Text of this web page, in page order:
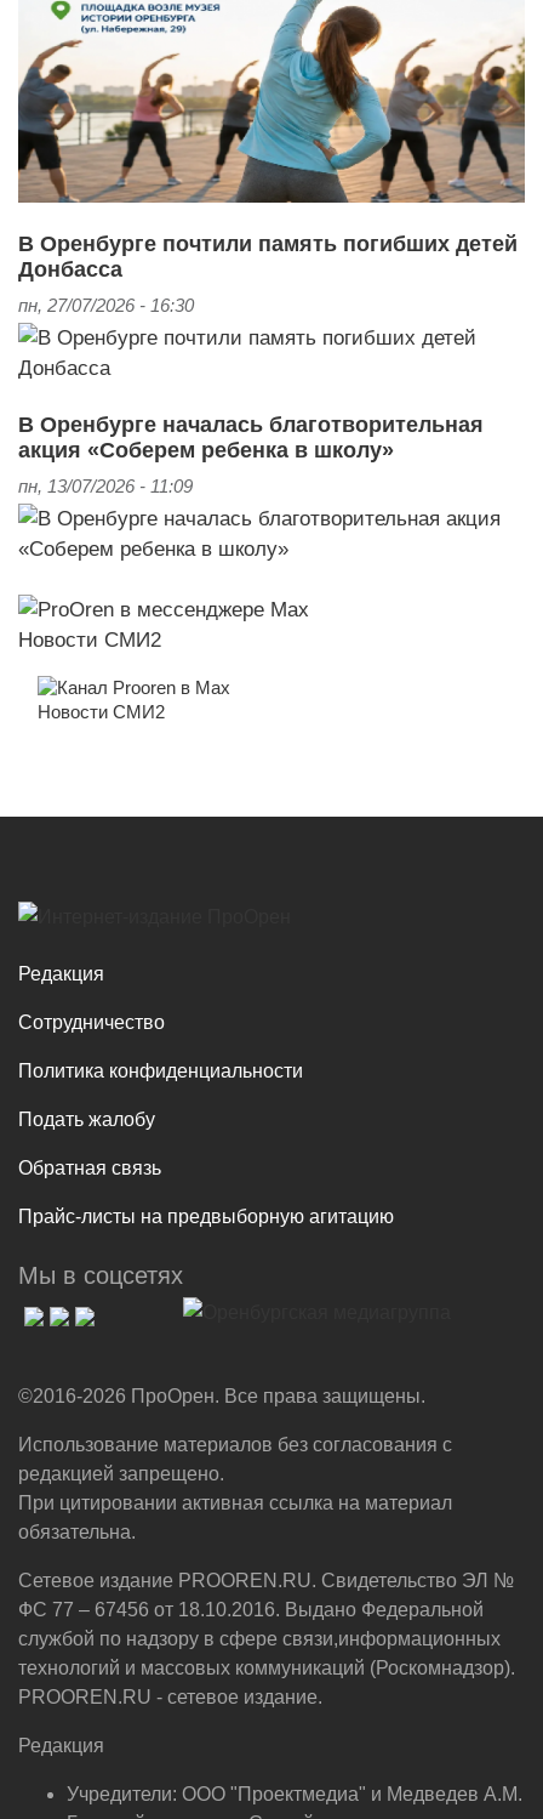
В Оренбурге почтили память погибших детей
Донбасса
пн, 27/07/2026 - 16:30
В Оренбурге началась благотворительная
акция «Соберем ребенка в школу»
пн, 13/07/2026 - 11:09
Новости СМИ2
Новости СМИ2
Редакция
Сотрудничество
Политика конфиденциальности
Подать жалобу
Обратная связь
Прайс-листы на предвыборную агитацию
Мы в соцсетях
©2016-2026 ПроОрен. Все права защищены.
Использование материалов без согласования с
редакцией запрещено.
При цитировании активная ссылка на материал
обязательна.
Сетевое издание PROOREN.RU. Свидетельство ЭЛ №
ФС 77 – 67456 от 18.10.2016. Выдано Федеральной
службой по надзору в сфере связи,информационных
технологий и массовых коммуникаций (Роскомнадзор).
PROOREN.RU - сетевое издание.
Редакция
Учредители: ООО "Проектмедиа" и Медведев А.М.